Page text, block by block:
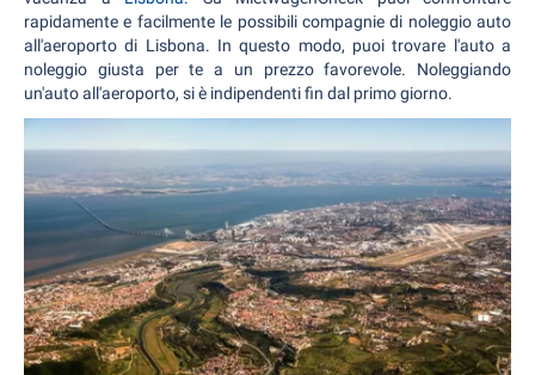
rapidamente e facilmente le possibili compagnie di noleggio auto
all'aeroporto di Lisbona. In questo modo, puoi trovare l'auto a
noleggio giusta per te a un prezzo favorevole. Noleggiando
un'auto all'aeroporto, si è indipendenti fin dal primo giorno.